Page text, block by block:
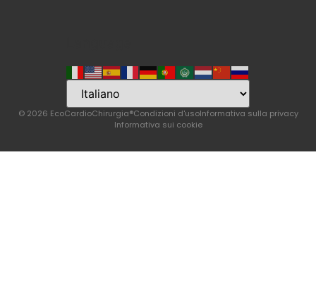
© 2026 EcoCardioChirurgia®Condizioni d'usoInformativa sulla privacy
Informativa sui cookie